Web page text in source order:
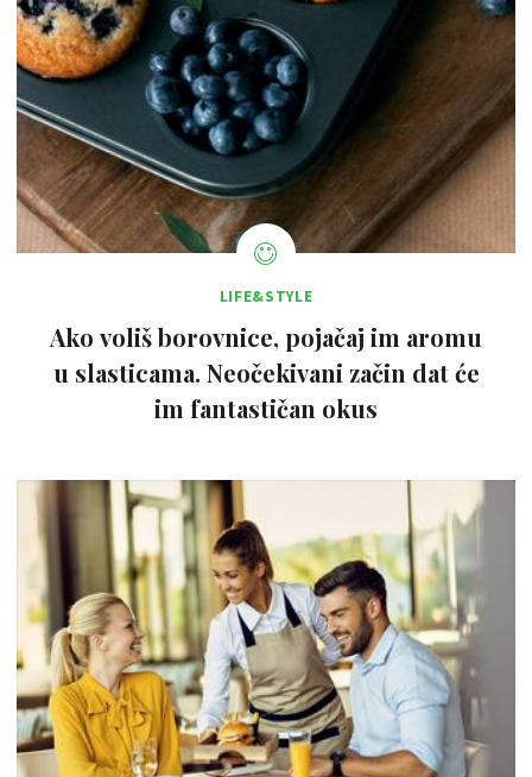
LIFE&STYLE
Ako voliš borovnice, pojačaj im aromu
u slasticama. Neočekivani začin dat će
im fantastičan okus